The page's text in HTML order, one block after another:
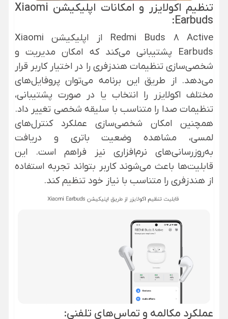
تنظیم اکولایزر و امکانات اپلیکیشن Xiaomi
Earbuds:
Redmi Buds 8 Active از اپلیکیشن Xiaomi
Earbuds پشتیبانی می‌کند که امکان مدیریت و
شخصی‌سازی تنظیمات هندزفری را در اختیار کاربر قرار
می‌دهد. از طریق این برنامه می‌توان پروفایل‌های
مختلف اکولایزر را انتخاب یا در صورت پشتیبانی،
تنظیمات صدا را متناسب با سلیقه شخصی تغییر داد.
همچنین امکان شخصی‌سازی عملکرد کنترل‌های
لمسی، مشاهده وضعیت باتری و دریافت
به‌روزرسانی‌های نرم‌افزاری نیز فراهم است. این
قابلیت‌ها باعث می‌شوند کاربر بتواند تجربه استفاده
از هندزفری را متناسب با نیاز خود تنظیم کند.
عملکرد مکالمه و تماس‌های تلفنی: